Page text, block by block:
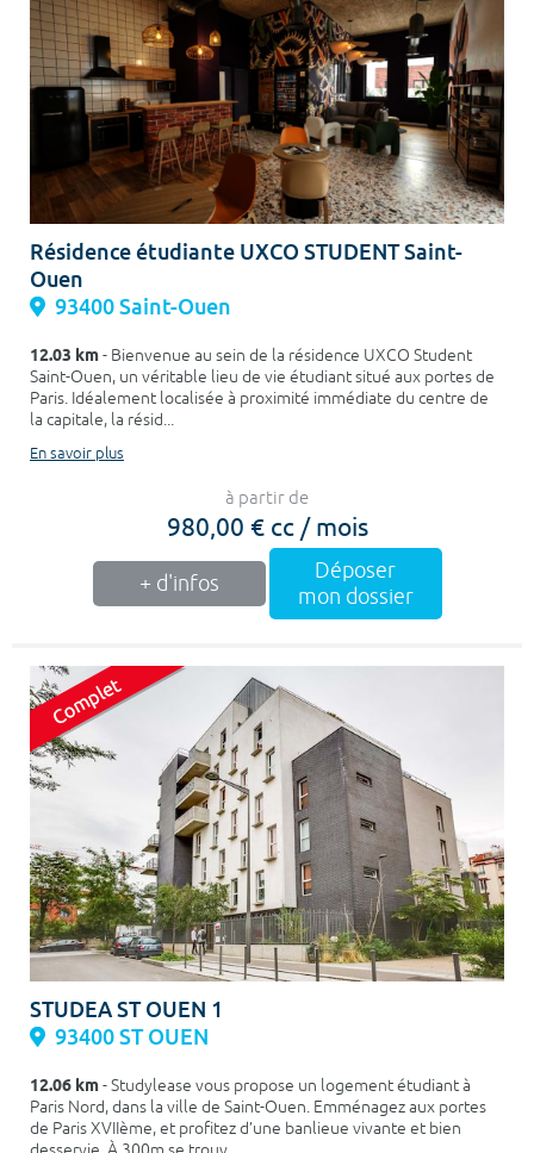
Résidence étudiante UXCO STUDENT Saint-
Ouen
93400 Saint-Ouen
12.03 km- Bienvenue au sein de la résidence UXCO Student
Saint-Ouen, un véritable lieu de vie étudiant situé aux portes de
Paris. Idéalement localisée à proximité immédiate du centre de
la capitale, la résid...
En savoir plus
à partir de
980,00 € cc / mois
+ d'infos
Déposer
mon dossier
STUDEA ST OUEN 1
93400 ST OUEN
12.06 km- Studylease vous propose un logement étudiant à
Paris Nord, dans la ville de Saint-Ouen. Emménagez aux portes
de Paris XVIIème, et profitez d’une banlieue vivante et bien